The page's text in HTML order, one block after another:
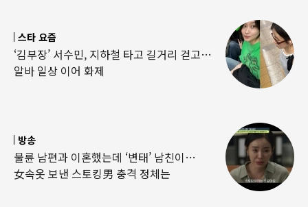
스타 요즘
‘김부장’ 서수민, 지하철 타고 길거리 걷고…
알바 일상 이어 화제
방송
불륜 남편과 이혼했는데 ‘변태’ 남친이…
女속옷 보낸 스토킹男 충격 정체는